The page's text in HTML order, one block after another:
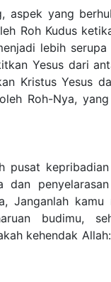
aspek yang
Roh Kudus
lebih serupa
Yesus dari
Kristus Yesus
Roh-Nya,
pusat
dan
Janganlah kamu
budimu,
kehendak